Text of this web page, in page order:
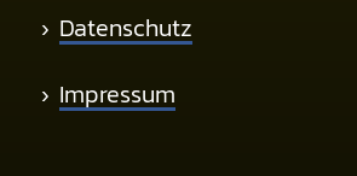
› Datenschutz
› Impressum